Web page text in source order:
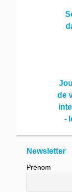
de
-
Newsletter
Prénom